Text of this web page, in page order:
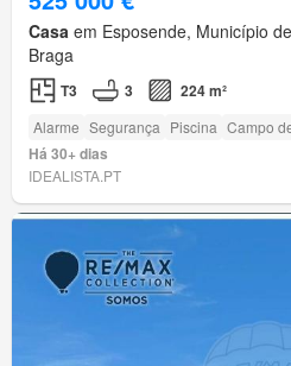
Casa em Esposende, Município
Braga
T3 3 224 m²
Alarme Segurança Piscina Campo
Há 30+ dias
IDEALISTA.PT